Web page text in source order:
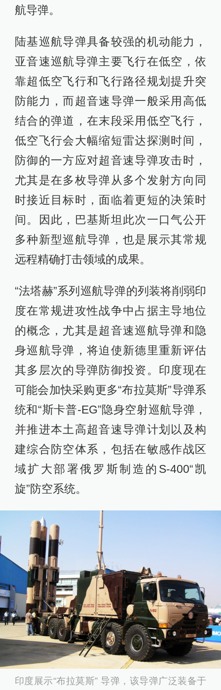
航导弹。
陆基巡航导弹具备较强的机动能力，
亚音速巡航导弹主要飞行在低空，依
靠超低空飞行和飞行路径规划提升突
防能力，而超音速导弹一般采用高低
结合的弹道，在末段采用低空飞行，
低空飞行会大幅缩短雷达探测时间，
防御的一方应对超音速导弹攻击时，
尤其是在多枚导弹从多个发射方向同
时接近目标时，面临着更短的决策时
间。因此，巴基斯坦此次一口气公开
多种新型巡航导弹，也是展示其常规
远程精确打击领域的成果。
“法塔赫”系列巡航导弹的列装将削弱印
度在常规进攻性战争中占据主导地位
的概念，尤其是超音速巡航导弹和隐
身巡航导弹，将迫使新德里重新评估
其多层次的导弹防御投资。印度现在
可能会加快采购更多“布拉莫斯”导弹系
统和“斯卡普-EG”隐身空射巡航导弹，
并推进本土高超音速导弹计划以及构
建综合防空体系，包括在敏感作战区
域扩大部署俄罗斯制造的S-400“凯
旋”防空系统。
印度展示“布拉莫斯” 导弹，该导弹广泛装备于